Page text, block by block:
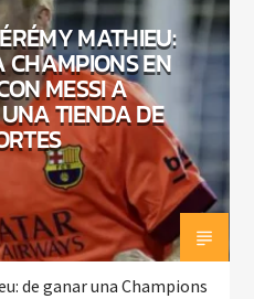
MATHIEU:
EN
MESSI A
TIENDA DE
de ganar una Champions